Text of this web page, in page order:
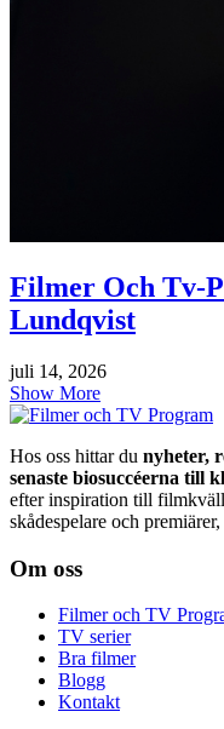
Filmer Och Tv-
Lundqvist
juli 14, 2026
Show More
Hos oss hittar du nyheter,
senaste biosuccéerna till
efter inspiration till
skådespelare och
Om oss
Filmer och TV
TV serier
Bra filmer
Blogg
Kontakt